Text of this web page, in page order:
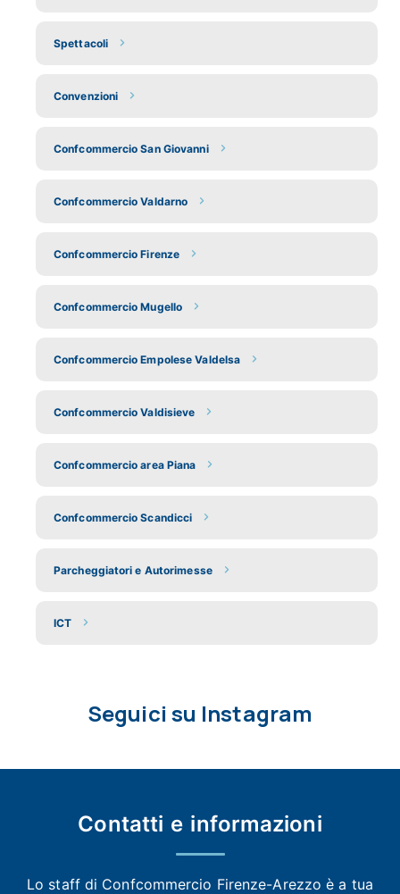
Spettacoli
Convenzioni
Confcommercio San Giovanni
Confcommercio Valdarno
Confcommercio Firenze
Confcommercio Mugello
Confcommercio Empolese Valdelsa
Confcommercio Valdisieve
Confcommercio area Piana
Confcommercio Scandicci
Parcheggiatori e Autorimesse
ICT
Seguici su Instagram
Contatti e informazioni
Lo staff di Confcommercio Firenze-Arezzoè a tua